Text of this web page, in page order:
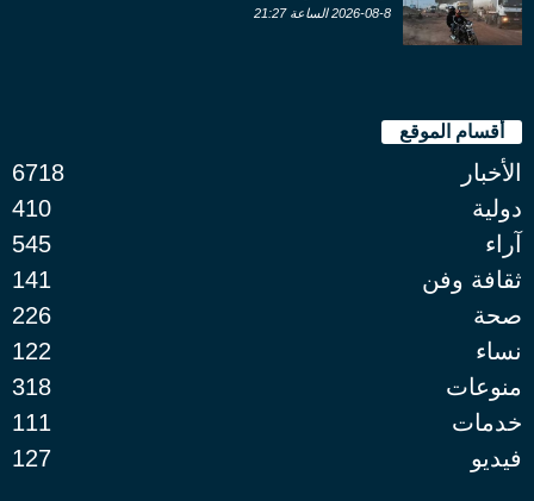
2026-08-8 الساعة 21:27
أقسام الموقع
الأخبار
6718
دولية
410
آراء
545
ثقافة وفن
141
صحة
226
نساء
122
منوعات
318
خدمات
111
فيديو
127